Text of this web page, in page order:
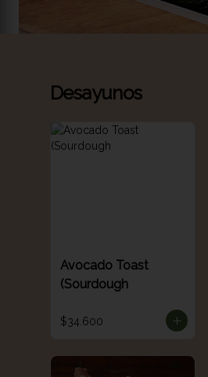
Desayunos
Avocado Toast
(Sourdough
$34.600